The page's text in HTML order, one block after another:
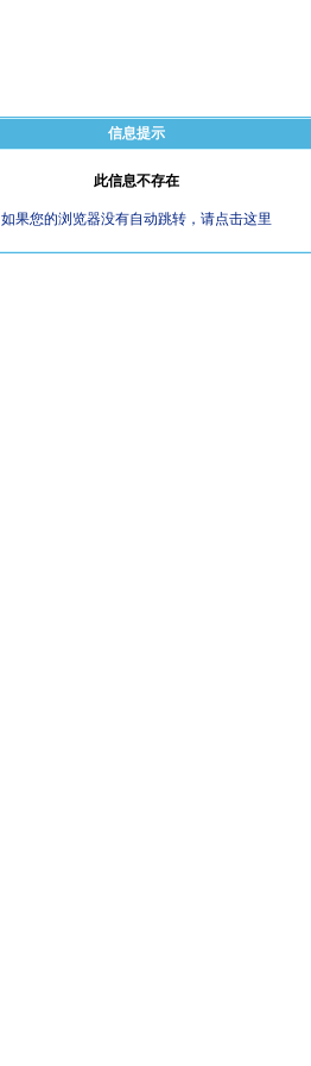
信息提示
此信息不存在
如果您的浏览器没有自动跳转，请点击这里